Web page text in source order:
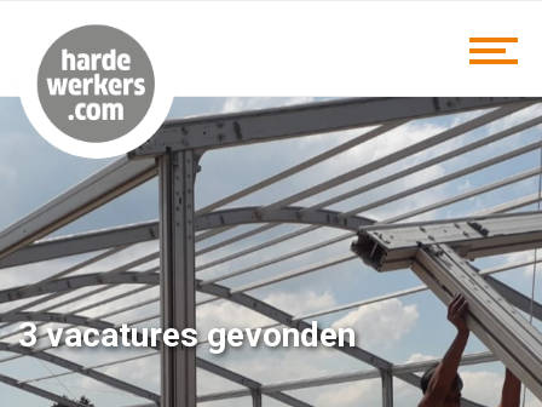
3 vacatures gevonden